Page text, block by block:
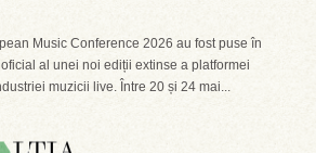
Music Conference 2026 au fost puse în
al unei noi ediții extinse a platformei
muzicii live. Între 20 și 24 mai...